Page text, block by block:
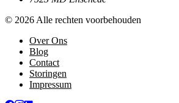
© 2026 Alle rechten voorbehouden
Over Ons
Blog
Contact
Storingen
Impressum